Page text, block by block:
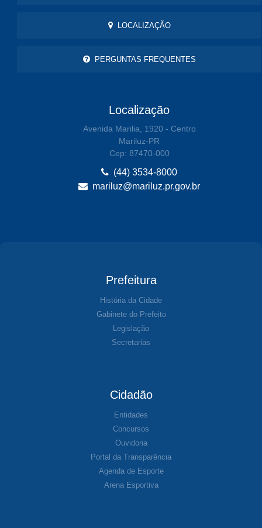
LOCALIZAÇÃO
PERGUNTAS FREQUENTES
Localização
Avenida Marilia, 1920 - Centro
Mariluz-PR
Cep: 87470-000
(44) 3534-8000
mariluz@mariluz.pr.gov.br
Prefeitura
História da Cidade
Gabinete do Prefeito
Legislação
Secretarias
Cidadão
Entidades
Concursos
Ouvidoria
Portal da Transparência
Agenda de Esporte
Arena Esportiva